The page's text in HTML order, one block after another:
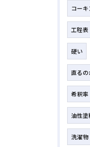
コーキ
工程表
硬い
直るの
希釈率
油性塗
洗濯物